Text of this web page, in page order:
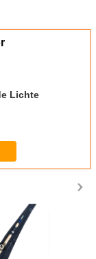
Lichte